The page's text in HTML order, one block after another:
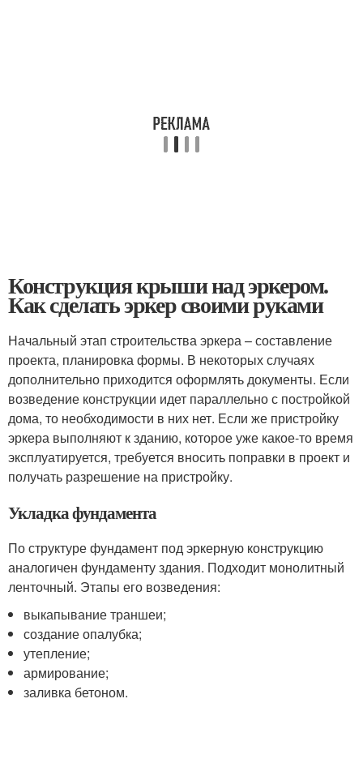
Конструкция крыши над эркером.
Как сделать эркер своими руками
Начальный этап строительства эркера – составление
проекта, планировка формы. В некоторых случаях
дополнительно приходится оформлять документы. Если
возведение конструкции идет параллельно с постройкой
дома, то необходимости в них нет. Если же пристройку
эркера выполняют к зданию, которое уже какое-то время
эксплуатируется, требуется вносить поправки в проект и
получать разрешение на пристройку.
Укладка фундамента
По структуре фундамент под эркерную конструкцию
аналогичен фундаменту здания. Подходит монолитный
ленточный. Этапы его возведения:
выкапывание траншеи;
создание опалубка;
утепление;
армирование;
заливка бетоном.